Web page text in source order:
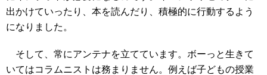
出かけていったり、本を読んだり、積極的に行動するよう
になりました。
そして、常にアンテナを立てています。ボーっと生きて
いてはコラムニストは務まりません。例えば子どもの授業